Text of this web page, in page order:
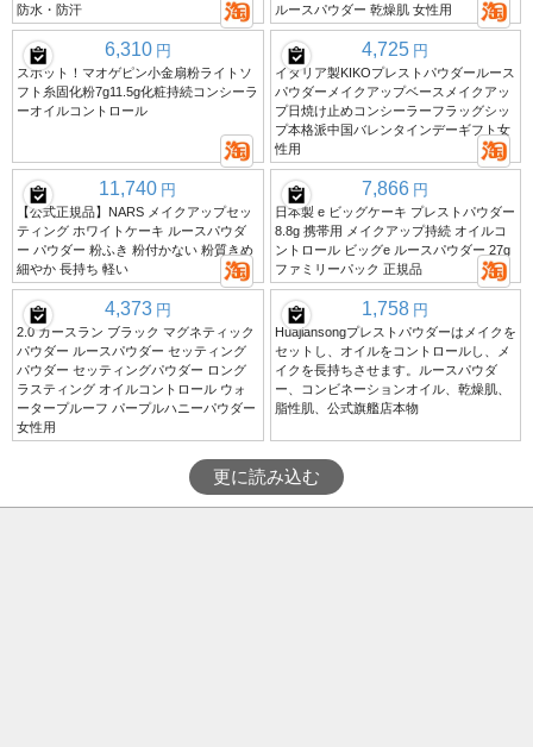
防水・防汗
ルースパウダー 乾燥肌 女性用
6,310 円
スポット！マオゲピン小金扇粉ライトソ
フト糸固化粉7g11.5g化粧持続コンシーラ
ーオイルコントロール
4,725 円
イタリア製KIKOプレストパウダールース
パウダーメイクアップベースメイクアッ
プ日焼け止めコンシーラーフラッグシッ
プ本格派中国バレンタインデーギフト女
性用
11,740 円
【公式正規品】NARS メイクアップセッ
ティング ホワイトケーキ ルースパウダ
ー パウダー 粉ふき 粉付かない 粉質きめ
細やか 長持ち 軽い
7,866 円
日本製 e ビッグケーキ プレストパウダー
8.8g 携帯用 メイクアップ持続 オイルコ
ントロール ビッグe ルースパウダー 27g
ファミリーパック 正規品
4,373 円
2.0 カースラン ブラック マグネティック
パウダー ルースパウダー セッティング
パウダー セッティングパウダー ロング
ラスティング オイルコントロール ウォ
ータープルーフ パープルハニーパウダー
女性用
1,758 円
Huajiansongプレストパウダーはメイクを
セットし、オイルをコントロールし、メ
イクを長持ちさせます。ルースパウダ
ー、コンビネーションオイル、乾燥肌、
脂性肌、公式旗艦店本物
更に読み込む